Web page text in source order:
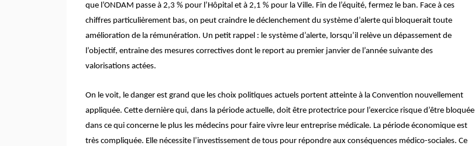
que l’ONDAM passe à 2,3 % pour l’Hôpital et à 2,1 % pour la Ville. Fin de l’équité, fermez le ban. Face à ces
chiffres particulièrement bas, on peut craindre le déclenchement du système d’alerte qui bloquerait toute
amélioration de la rémunération. Un petit rappel : le système d’alerte, lorsqu’il relève un dépassement de
l’objectif, entraine des mesures correctives dont le report au premier janvier de l’année suivante des
valorisations actées.
On le voit, le danger est grand que les choix politiques actuels portent atteinte à la Convention nouvellement
appliquée. Cette dernière qui, dans la période actuelle, doit être protectrice pour l’exercice risque d’être bloquée
dans ce qui concerne le plus les médecins pour faire vivre leur entreprise médicale. La période économique est
très compliquée. Elle nécessite l’investissement de tous pour répondre aux conséquences médico-sociales. Ce